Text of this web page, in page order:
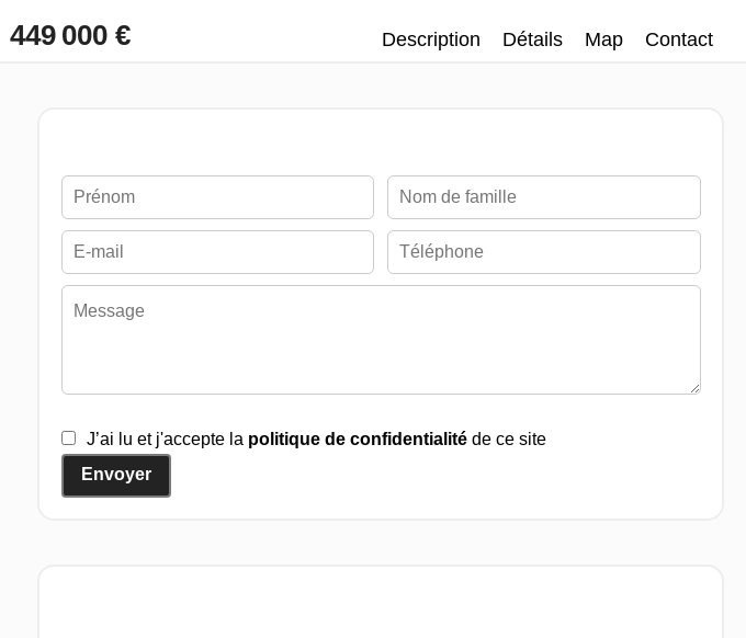
449 000 € Description Détails Map Contact
J’ai lu et j'accepte la politique de confidentialitéde ce site
Envoyer